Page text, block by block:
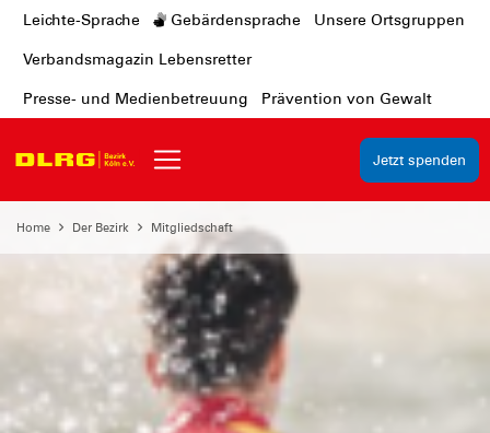
Leichte-Sprache Gebärdensprache Unsere Ortsgruppen
Verbandsmagazin Lebensretter
Presse- und Medienbetreuung Prävention von Gewalt
Jetzt spenden
Home Der Bezirk Mitgliedschaft